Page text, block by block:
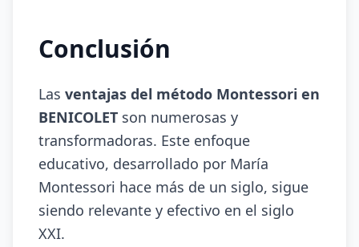
Conclusión
Las ventajas del método Montessori en
BENICOLET son numerosas y
transformadoras. Este enfoque
educativo, desarrollado por María
Montessori hace más de un siglo, sigue
siendo relevante y efectivo en el siglo
XXI.